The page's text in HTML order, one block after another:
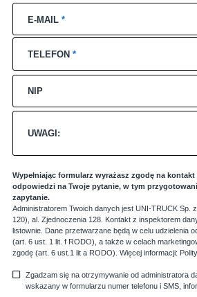
E-MAIL*
TELEFON*
NIP
UWAGI:
Wypełniając formularz wyrażasz zgodę na
odpowiedzi na Twoje pytanie, w tym
zapytanie.
Administratorem Twoich danych jest UNI-TRUCK Sp.
120), al. Zjednoczenia 128. Kontakt z inspektorem
listownie. Dane przetwarzane będą w celu udzielenia
(art. 6 ust. 1 lit. f RODO), a także w celach
zgodę (art. 6 ust.1 lit a RODO). Więcej informacji:
Zgadzam się na otrzymywanie od administratora
wskazany w formularzu numer telefonu i SMS,